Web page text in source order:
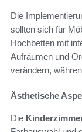
Die
sollten sich für
Hochbetten mit
Aufräumen und
verändern,
Ästhetische
Die